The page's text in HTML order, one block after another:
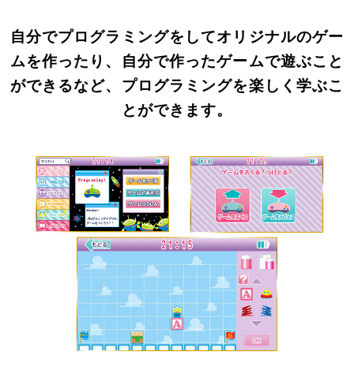
自分でプログラミングをしてオリジナルのゲー
ムを作ったり、自分で作ったゲームで遊ぶこと
ができるなど、プログラミングを楽しく学ぶこ
とができます。